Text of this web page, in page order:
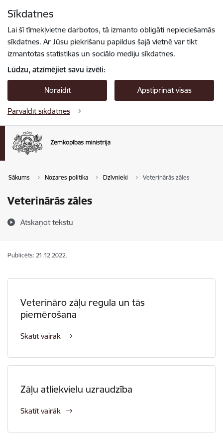
Sīkdatnes
Lai šī tīmekļvietne darbotos, tā izmanto obligāti nepieciešamās
sīkdatnes. Ar Jūsu piekrišanu papildus šajā vietnē var tikt
izmantotas statistikas un sociālo mediju sīkdatnes.
Lūdzu, atzīmējiet savu izvēli:
Noraidīt Apstiprināt visas
Pārvaldīt sīkdatnes
Sākums Nozares politika Dzīvnieki Veterinārās zāles
Veterinārās zāles
Atskaņot tekstu
Publicēts: 21.12.2022.
Veterināro zāļu regula un tās
piemērošana
Skatīt vairāk
Zāļu atliekvielu uzraudzība
Skatīt vairāk